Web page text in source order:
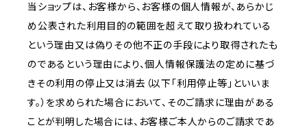
当ショップは、お客様から、お客様の個人情報が、あらかじ
め公表された利用目的の範囲を超えて取り扱われている
という理由又は偽りその他不正の手段により取得されたも
のであるという理由により、個人情報保護法の定めに基づ
きその利用の停止又は消去（以下「利用停止等」といいま
す。）を求められた場合において、そのご請求に理由がある
ことが判明した場合には、お客様ご本人からのご請求であ